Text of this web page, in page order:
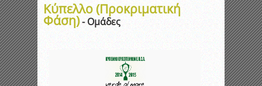
Κύπελλο (Προκριματική
Φάση)- Ομάδες